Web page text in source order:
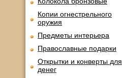
Копии огнестрельного
оружия
Предметы интерьера
Православные подарки
Открытки и конверты для
денег